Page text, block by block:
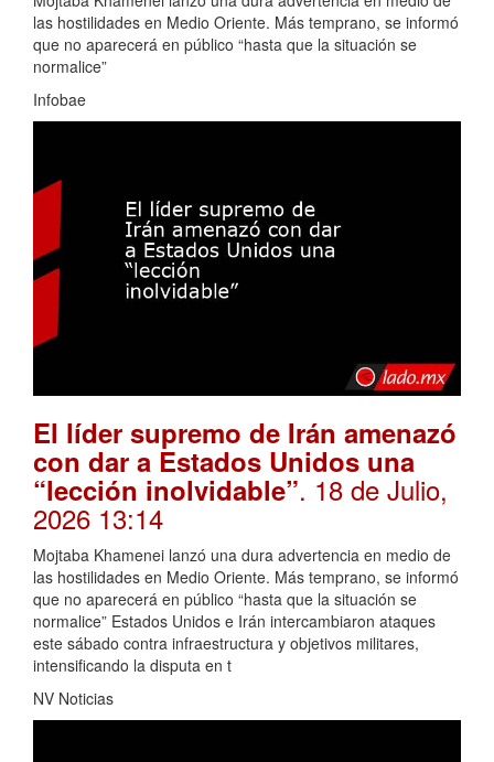
las hostilidades en Medio Oriente. Más temprano, se informó
que no aparecerá en público “hasta que la situación se
normalice”
Infobae
El líder supremo de Irán amenazó
con dar a Estados Unidos una
“lección inolvidable”. 18 de Julio,
2026 13:14
Mojtaba Khamenei lanzó una dura advertencia en medio de
las hostilidades en Medio Oriente. Más temprano, se informó
que no aparecerá en público “hasta que la situación se
normalice” Estados Unidos e Irán intercambiaron ataques
este sábado contra infraestructura y objetivos militares,
intensificando la disputa en t
NV Noticias